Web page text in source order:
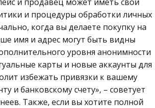
и процедуры обработки личных
когда вы делаете покупку на
имя и адрес могут быть видны
уровня анонимности
карты и новые аккаунты для
избежать привязки к вашему
и банковскому счету», – советует
Также, если вы хотите полной